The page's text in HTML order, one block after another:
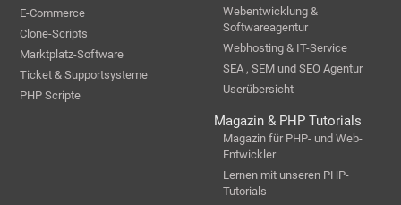
E-Commerce
Clone-Scripts
Marktplatz-Software
Ticket & Supportsysteme
PHP Scripte
Webentwicklung &
Softwareagentur
Webhosting & IT-Service
SEA , SEM und SEO Agentur
Userübersicht
Magazin & PHP Tutorials
Magazin für PHP- und Web-
Entwickler
Lernen mit unseren PHP-
Tutorials